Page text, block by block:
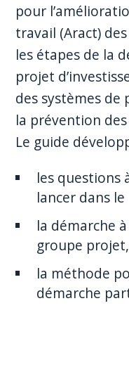
pour
travail (Aract)
les étapes de la
projet
des systèmes
la prévention
Le guide
les questions
lancer dans
la démarche
groupe projet,
la méthode
démarche